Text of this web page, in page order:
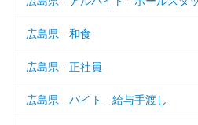
広島県 - 和食
広島県 - 正社員
広島県 - バイト - 給与手渡し